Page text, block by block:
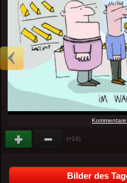
(+24)
Bilder des